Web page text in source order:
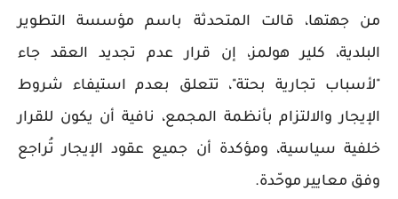
من جهتها، قالت المتحدثة باسم مؤسسة التطوير
البلدية، كلير هولمز، إن قرار عدم تجديد العقد جاء
"لأسباب تجارية بحتة"، تتعلق بعدم استيفاء شروط
الإيجار والالتزام بأنظمة المجمع، نافية أن يكون للقرار
خلفية سياسية، ومؤكدة أن جميع عقود الإيجار تُراجع
وفق معايير موحّدة.